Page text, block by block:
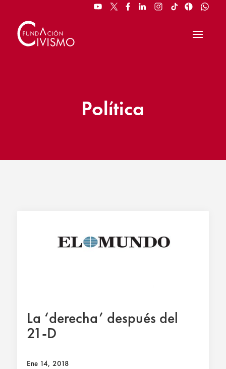
Política
La ‘derecha’ después del
21-D
Ene 14, 2018